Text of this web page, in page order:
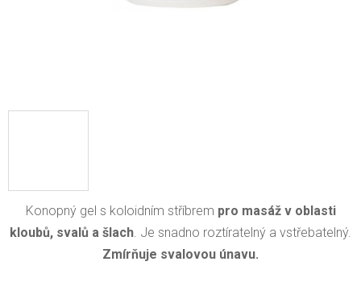
Konopný gel s koloidním stříbrem pro masáž v oblasti
kloubů, svalů a šlach . Je snadno roztíratelný a vstřebatelný.
Zmírňuje svalovou únavu.